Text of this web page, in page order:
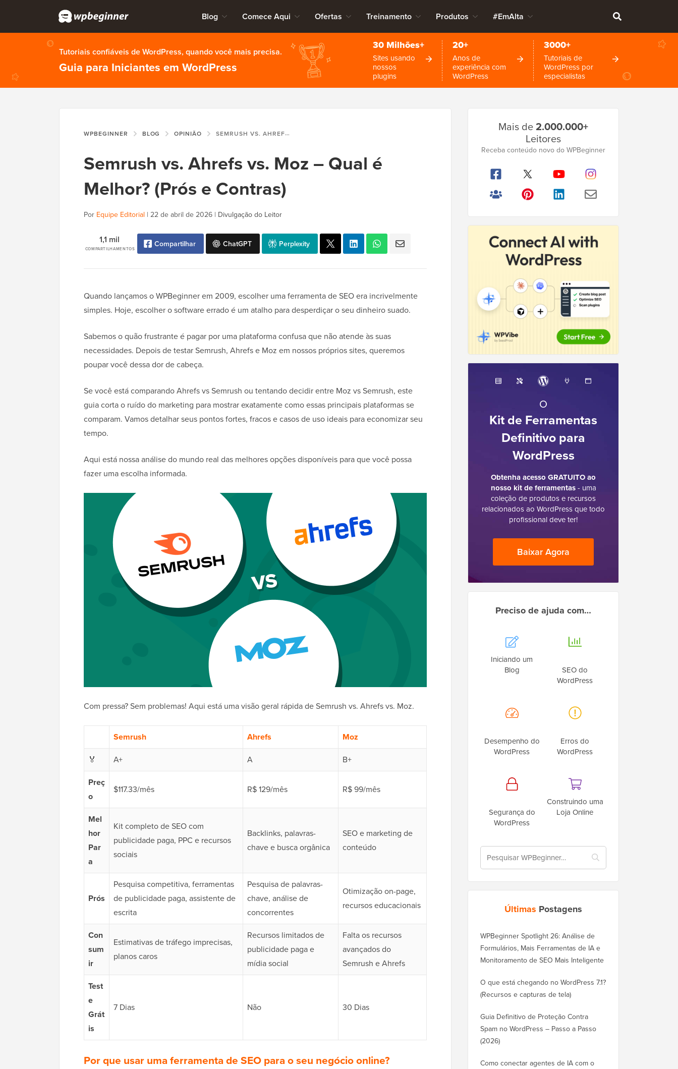
Blog Comece Aqui Ofertas Treinamento Produtos #EmAlta
Tutoriais confiáveis de WordPress, quando você mais precisa.
Guia para Iniciantes em WordPress
30 Milhões+
Sites usando
nossos
plugins
20+
Anos de
experiência com
WordPress
3000+
Tutoriais de
WordPress por
especialistas
WPBEGINNER BLOG OPINIÃO SEMRUSH VS. AHREFS VS. MOZ – QUAL É MELHOR? (PRÓS E CONTRAS)
Semrush vs. Ahrefs vs. Moz – Qual é
Melhor? (Prós e Contras)
Por Equipe Editorial | 22 de abril de 2026 | Divulgação do Leitor
COMPARTILHAMENTOS
1,1 mil Compartilhar ChatGPT Perplexity
Quando lançamos o WPBeginner em 2009, escolher uma ferramenta de SEO era incrivelmente
simples. Hoje, escolher o software errado é um atalho para desperdiçar o seu dinheiro suado.
Sabemos o quão frustrante é pagar por uma plataforma confusa que não atende às suas
necessidades. Depois de testar Semrush, Ahrefs e Moz em nossos próprios sites, queremos
poupar você dessa dor de cabeça.
Se você está comparando Ahrefs vs Semrush ou tentando decidir entre Moz vs Semrush, este
guia corta o ruído do marketing para mostrar exatamente como essas principais plataformas se
comparam. Vamos detalhar seus pontos fortes, fracos e casos de uso ideais para economizar seu
tempo.
Aqui está nossa análise do mundo real das melhores opções disponíveis para que você possa
fazer uma escolha informada.
Com pressa? Sem problemas! Aqui está uma visão geral rápida de Semrush vs. Ahrefs vs. Moz.
Semrush Ahrefs
Moz
🏅
A+ A
B+
Preç
o
$117.33/mês R$ 129/mês R$ 99/mês
Mel
hor
Par
a
Kit completo de SEO com
publicidade paga, PPC e recursos
sociais
Backlinks, palavras-
chave e busca orgânica
SEO e marketing de
conteúdo
Prós
Pesquisa competitiva, ferramentas
de publicidade paga, assistente de
escrita
Pesquisa de palavras-
chave, análise de
concorrentes
Otimização on-page,
recursos educacionais
Con
sum
ir
Estimativas de tráfego imprecisas,
planos caros
Recursos limitados de
publicidade paga e
mídia social
Falta os recursos
avançados do
Semrush e Ahrefs
Test
e
Grát
is
7 Dias Não 30 Dias
Por que usar uma ferramenta de SEO para o seu negócio online?
Lateral
Principal
Mais de2.000.000+
Leitores
Receba conteúdo novo do WPBeginner
O
Kit de Ferramentas
Definitivo para
WordPress
Obtenha acesso GRATUITO ao
nosso kit de ferramentas- uma
coleção de produtos e recursos
relacionados ao WordPress que todo
profissional deve ter!
Baixar Agora
Preciso de ajuda com…
Iniciando um
Blog
SEO do
WordPress
Desempenho do
WordPress
Erros do
WordPress
Segurança do
WordPress
Construindo uma
Loja Online
Últimas Postagens
WPBeginner Spotlight 26: Análise de
Formulários, Mais Ferramentas de IA e
Monitoramento de SEO Mais Inteligente
O que está chegando no WordPress 7.1?
(Recursos e capturas de tela)
Guia Definitivo de Proteção Contra
Spam no WordPress – Passo a Passo
(2026)
Como conectar agentes de IA com o